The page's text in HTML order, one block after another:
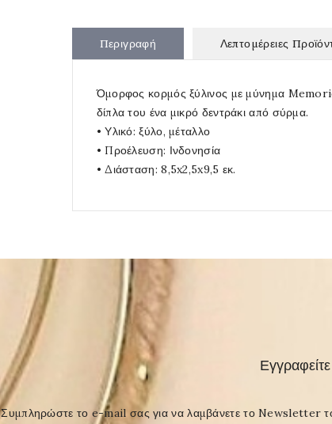
Περιγραφή Λεπτομέρειες
Όμορφος κορμός ξύλινος με μύνημα
δίπλα του ένα μικρό δεντράκι από σύρμα.
• Υλικό: ξύλο, μέταλλο
• Προέλευση: Ινδονησία
• Διάσταση: 8,5x2,5x9,5 εκ.
Συμπληρώστε το e-mail σας για να λαμβάνετε το Newsletter